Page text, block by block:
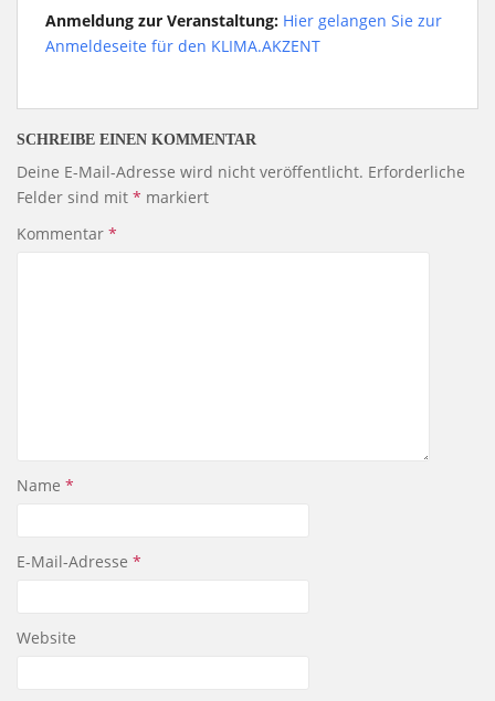
Anmeldung zur Veranstaltung: Hier gelangen Sie zur
Anmeldeseite für den KLIMA.AKZENT
SCHREIBE EINEN KOMMENTAR
Deine E-Mail-Adresse wird nicht veröffentlicht. Erforderliche
Felder sind mit * markiert
Kommentar *
Name *
E-Mail-Adresse *
Website